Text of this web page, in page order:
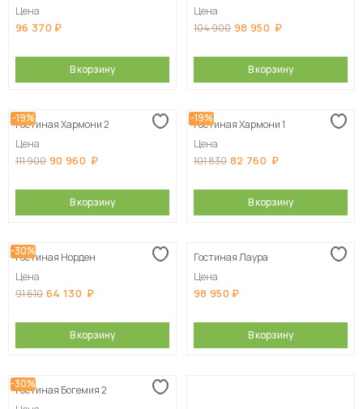
Цена
96 370
В корзину
Цена
104 900 98 950
В корзину
-19%
Гостиная Хармони 2
Цена
111 900 90 960
В корзину
-19%
Гостиная Хармони 1
Цена
101 830 82 760
В корзину
-30%
Гостиная Норден
Цена
91 610 64 130
В корзину
Гостиная Лаура
Цена
98 950
В корзину
-30%
Гостиная Богемия 2